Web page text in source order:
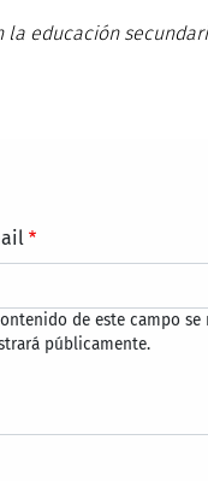
educación
de este campo
públicamente.